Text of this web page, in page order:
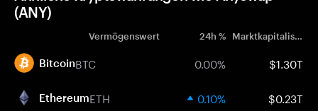
(ANY)
Vermögenswert 24h % Marktkapitalisierung
BitcoinBTC 0.00% $1.30T
EthereumETH 0.10% $0.23T